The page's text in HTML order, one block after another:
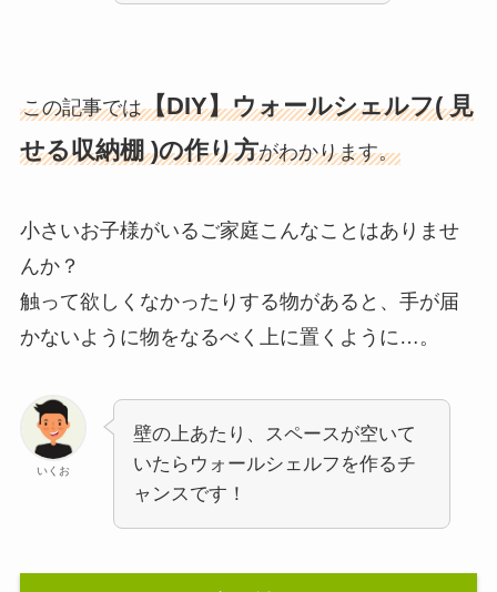
この記事では【DIY】ウォールシェルフ( 見
せる収納棚 )の作り方がわかります。
小さいお子様がいるご家庭こんなことはありませ
んか？
触って欲しくなかったりする物があると、手が届
かないように物をなるべく上に置くように…。
いくお
壁の上あたり、スペースが空いて
いたらウォールシェルフを作るチ
ャンスです！